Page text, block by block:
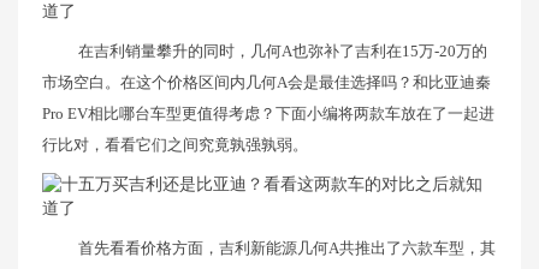
在吉利销量攀升的同时，几何A也弥补了吉利在15万-20万的
市场空白。在这个价格区间内几何A会是最佳选择吗？和比亚迪秦
Pro EV相比哪台车型更值得考虑？下面小编将两款车放在了一起进
行比对，看看它们之间究竟孰强孰弱。
首先看看价格方面，吉利新能源几何A共推出了六款车型，其